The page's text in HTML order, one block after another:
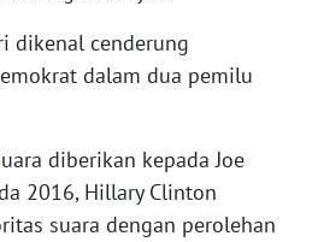
dikenal cenderung
dalam dua pemilu
diberikan kepada Joe
2016, Hillary Clinton
suara dengan perolehan